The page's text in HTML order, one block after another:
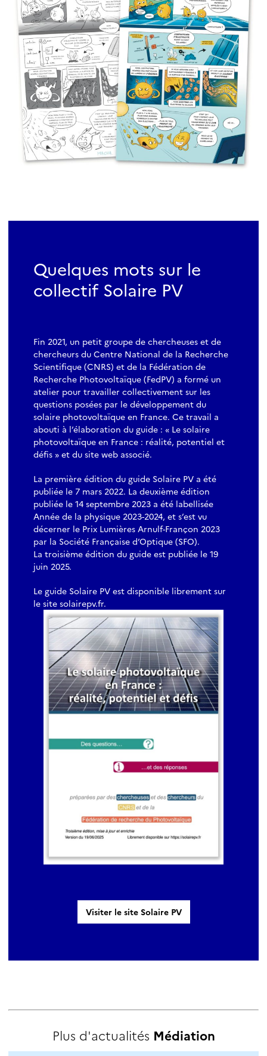
Quelques mots sur le
collectif Solaire PV
Fin 2021, un petit groupe de chercheuses et de
chercheurs du Centre National de la Recherche
Scientifique (CNRS) et de la Fédération de
Recherche Photovoltaïque (FedPV) a formé un
atelier pour travailler collectivement sur les
questions posées par le développement du
solaire photovoltaïque en France. Ce travail a
abouti à l’élaboration du guide : « Le solaire
photovoltaïque en France : réalité, potentiel et
défis » et du site web associé.
La première édition du guide Solaire PV a été
publiée le 7 mars 2022. La deuxième édition
publiée le 14 septembre 2023 a été labellisée
Année de la physique 2023-2024, et s’est vu
décerner le Prix Lumières Arnulf-Françon 2023
par la Société Française d’Optique (SFO).
La troisième édition du guide est publiée le 19
juin 2025.
Le guide Solaire PV est disponible librement sur
le site solairepv.fr.
Visiter le site Solaire PV
Plus d'actualités Médiation